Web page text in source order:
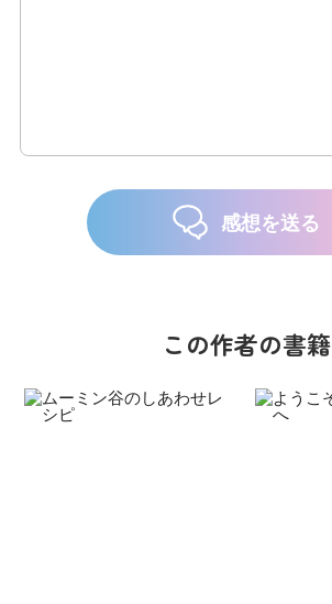
感想を送る
この作者の書籍